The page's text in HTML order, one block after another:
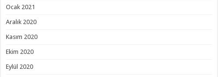
Ocak 2021
Aralık 2020
Kasım 2020
Ekim 2020
Eylül 2020